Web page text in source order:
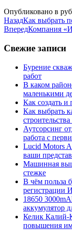
Опубликовано в
НазадКак выбрать
ВпередКомпания
Свежие записи
Бурение
работ
В каком
маленькими
Как создать и
Как выбрать
Аутсорсинг
работа с
Lucid Motors
ваши
Машинная
стежке
В чём польза
регистрации
18650
аккумулятор
Келик Калий-
повышения